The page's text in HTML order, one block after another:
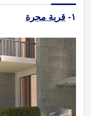
١- قرية مجرة